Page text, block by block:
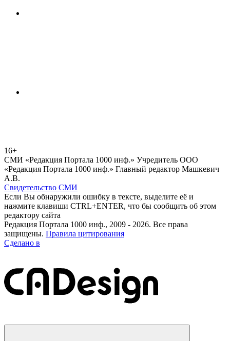
16+
СМИ «Редакция Портала 1000 инф.» Учредитель ООО
«Редакция Портала 1000 инф.» Главный редактор Машкевич
А.В.
Свидетельство СМИ
Если Вы обнаружили ошибку в тексте, выделите её и
нажмите клавиши CTRL+ENTER, что бы сообщить об этом
редактору сайта
Редакция Портала 1000 инф., 2009 - 2026. Все права
защищены. Правила цитирования
Сделано в